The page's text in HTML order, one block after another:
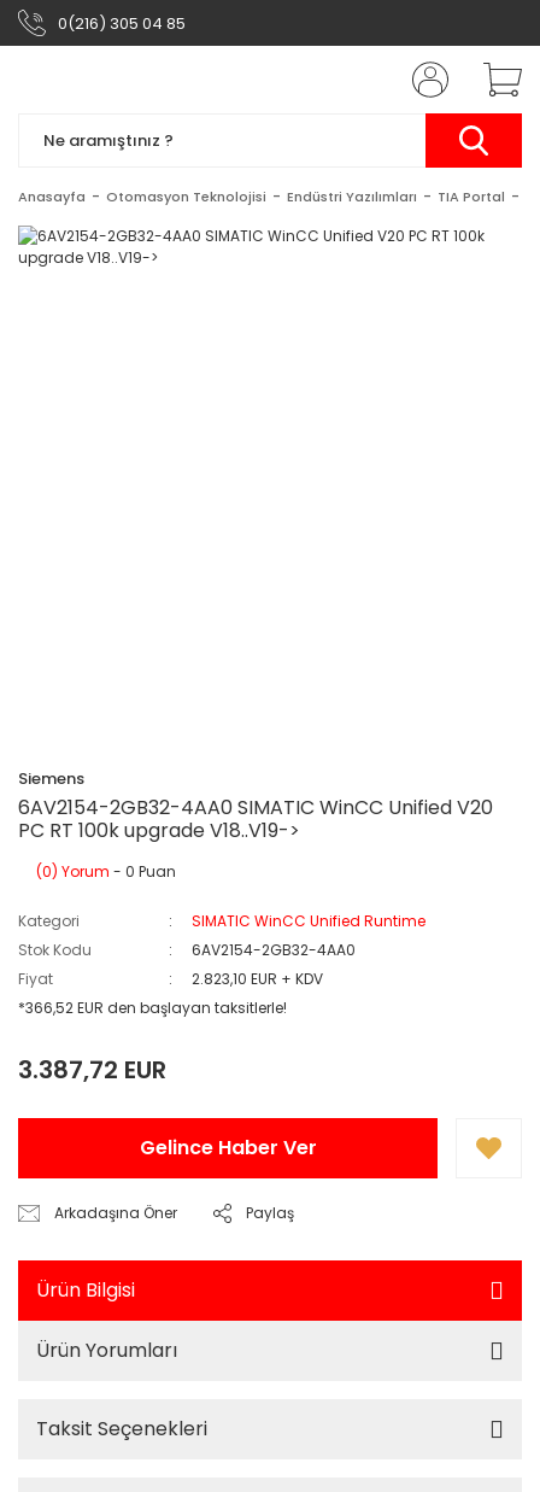
0(216) 305 04 85
Anasayfa Otomasyon Teknolojisi Endüstri Yazılımları TIA Portal
Siemens
6AV2154-2GB32-4AA0 SIMATIC WinCC Unified V20
PC RT 100k upgrade V18..V19->
(0) Yorum - 0 Puan
Kategori
SIMATIC WinCC Unified Runtime
Stok Kodu
6AV2154-2GB32-4AA0
Fiyat
2.823,10 EUR + KDV
*366,52 EUR den başlayan taksitlerle!
3.387,72 EUR
Gelince Haber Ver
Arkadaşına Öner Paylaş
Ürün Bilgisi
Ürün Yorumları
Taksit Seçenekleri